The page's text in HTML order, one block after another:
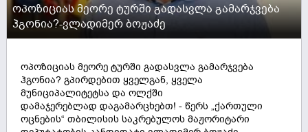
ოპოზიციას მეორე ტურში გადასვლა გამარჯვება
ჰგონია?-ვლადიმერ ბოჟაძე
ოპოზიციას მეორე ტურში გადასვლა გამარჯვება
ჰგონია? გპირდებით ყველგან, ყველა
მუნიციპალიტეტსა და ოლქში
დამაჯერებლად დაგამარცხებთ! - წერს „ქართული
ოცნების“ თბილისის საკრებულოს მაჟორიტარი